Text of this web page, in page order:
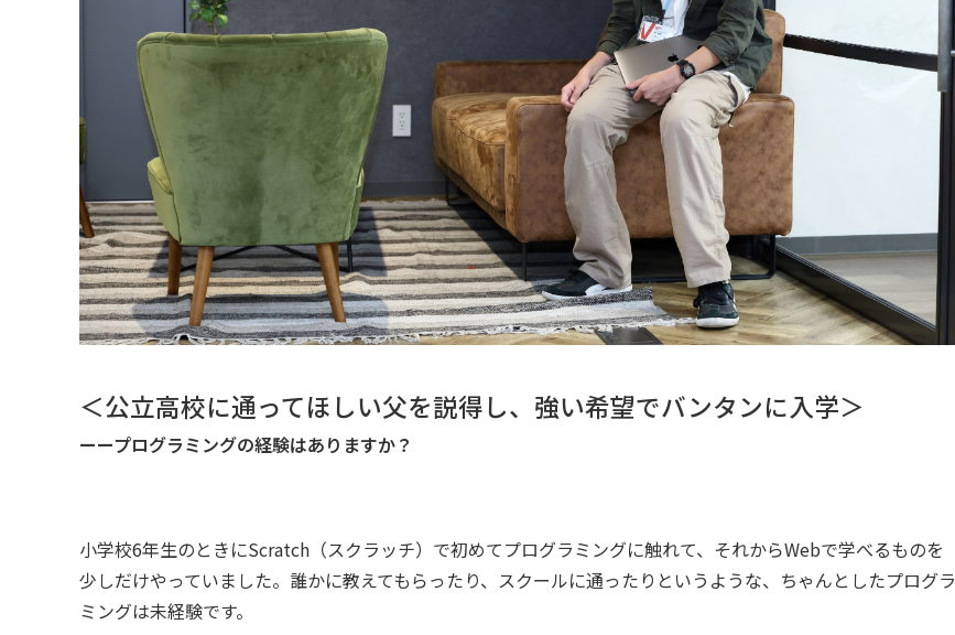
＜公立高校に通ってほしい父を説得し、強い希望でバンタンに入学＞
ーープログラミングの経験はありますか？
小学校6年生のときにScratch（スクラッチ）で初めてプログラミングに触れて、それからWebで学べるものを
少しだけやっていました。誰かに教えてもらったり、スクールに通ったりというような、ちゃんとしたプログラ
ミングは未経験です。